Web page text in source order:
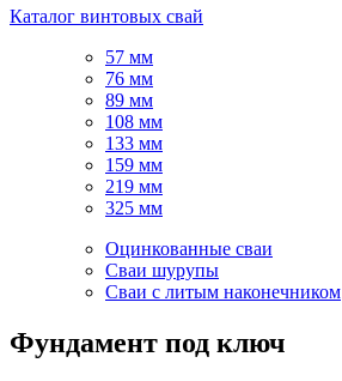
Каталог винтовых свай
57 мм
76 мм
89 мм
108 мм
133 мм
159 мм
219 мм
325 мм
Оцинкованные сваи
Сваи шурупы
Сваи с литым наконечником
Фундамент под ключ